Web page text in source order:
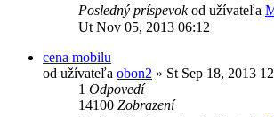
Posledný príspevokod užívateľa
Ut Nov 05, 2013 06:12
cena mobilu
od užívateľa obon2 » St Sep 18, 2013
1 Odpovedí
14100 Zobrazení